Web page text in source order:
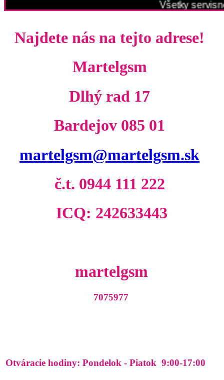
Všetky
Najdete nás na tejto adrese!
Martelgsm
Dlhý rad 17
Bardejov 085 01
martelgsm@martelgsm.sk
č.t. 0944 111 222
ICQ: 242633443
martelgsm
7075977
Otváracie hodiny: Pondelok - Piatok 9:00-17:00